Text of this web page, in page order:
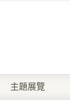
主題展覽